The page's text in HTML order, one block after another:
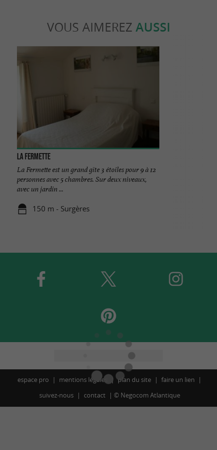
VOUS AIMEREZ AUSSI
La Fermette
La Fermette est un grand gîte 3 étoiles pour 9 à 12
personnes avec 5 chambres. Sur deux niveaux,
avec un jardin ...
150 m - Surgères
espace pro mentions légales plan du site
faire un lien
suivez-nous
contact © Negocom Atlantique